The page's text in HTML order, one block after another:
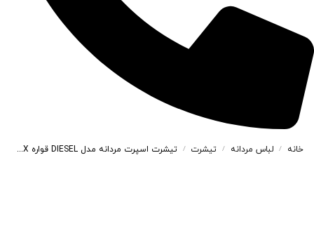
خانه / لباس مردانه / تیشرت / تیشرت اسپرت مردانه مدل DIESEL قواره BOX رنگ طوسی کد 48140